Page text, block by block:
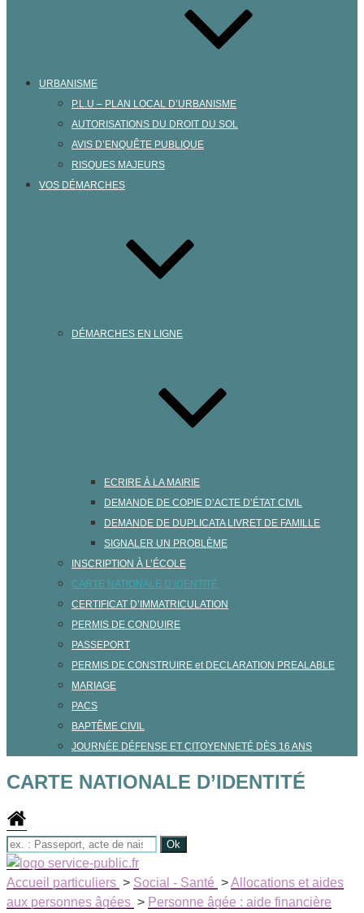
URBANISME
P.L.U – PLAN LOCAL D’URBANISME
AUTORISATIONS DU DROIT DU SOL
AVIS D’ENQUÊTE PUBLIQUE
RISQUES MAJEURS
VOS DÉMARCHES
DÉMARCHES EN LIGNE
ECRIRE À LA MAIRIE
DEMANDE DE COPIE D’ACTE D’ÉTAT CIVIL
DEMANDE DE DUPLICATA LIVRET DE FAMILLE
SIGNALER UN PROBLÈME
INSCRIPTION À L’ÉCOLE
CARTE NATIONALE D’IDENTITÉ
CERTIFICAT D’IMMATRICULATION
PERMIS DE CONDUIRE
PASSEPORT
PERMIS DE CONSTRUIRE et DECLARATION PREALABLE
MARIAGE
PACS
BAPTÊME CIVIL
JOURNÉE DÉFENSE ET CITOYENNETÉ DÈS 16 ANS
CARTE NATIONALE D’IDENTITÉ
Accueil particuliers > Social - Santé >Allocations et aides
aux personnes âgées > Personne âgée : aide financière